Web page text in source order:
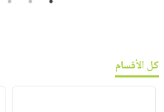
كل الأقسام